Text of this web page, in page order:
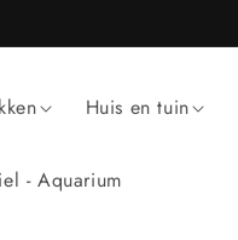
Huis en tuin
- Aquarium